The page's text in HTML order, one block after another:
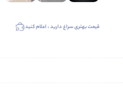
قیمت بهتری سراغ دارید ، اعلام کنید